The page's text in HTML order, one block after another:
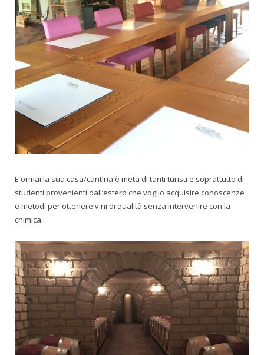
E ormai la sua casa/cantina è meta di tanti turisti e soprattutto di
studenti provenienti dall’estero che voglio acquisire conoscenze
e metodi per ottenere vini di qualità senza intervenire con la
chimica.